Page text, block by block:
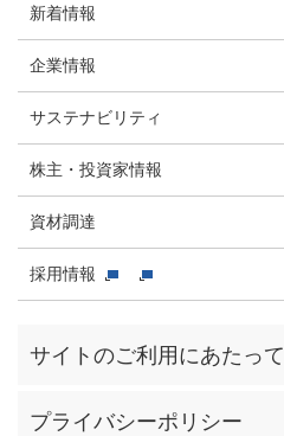
新着情報
企業情報
サステナビリティ
株主・投資家情報
資材調達
採用情報
サイトのご利用にあたって
プライバシーポリシー